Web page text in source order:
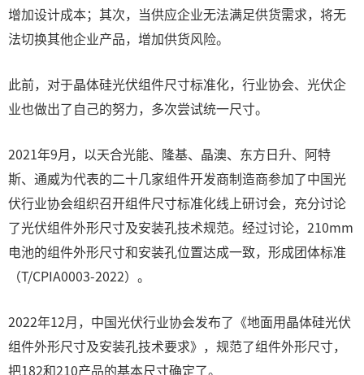
增加设计成本；其次，当供应企业无法满足供货需求，将无
法切换其他企业产品，增加供货风险。
此前，对于晶体硅光伏组件尺寸标准化，行业协会、光伏企
业也做出了自己的努力，多次尝试统一尺寸。
2021年9月，以天合光能、隆基、晶澳、东方日升、阿特
斯、通威为代表的二十几家组件开发商制造商参加了中国光
伏行业协会组织召开组件尺寸标准化线上研讨会，充分讨论
了光伏组件外形尺寸及安装孔技术规范。经过讨论，210mm
电池的组件外形尺寸和安装孔位置达成一致，形成团体标准
（T/CPIA0003-2022）。
2022年12月，中国光伏行业协会发布了《地面用晶体硅光伏
组件外形尺寸及安装孔技术要求》，规范了组件外形尺寸，
把182和210产品的基本尺寸确定了。